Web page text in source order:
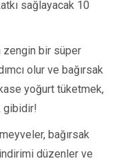
sağlayacak 10
zengin bir süper
olur ve bağırsak
yoğurt tüketmek,
gibidir!
bağırsak
düzenler ve